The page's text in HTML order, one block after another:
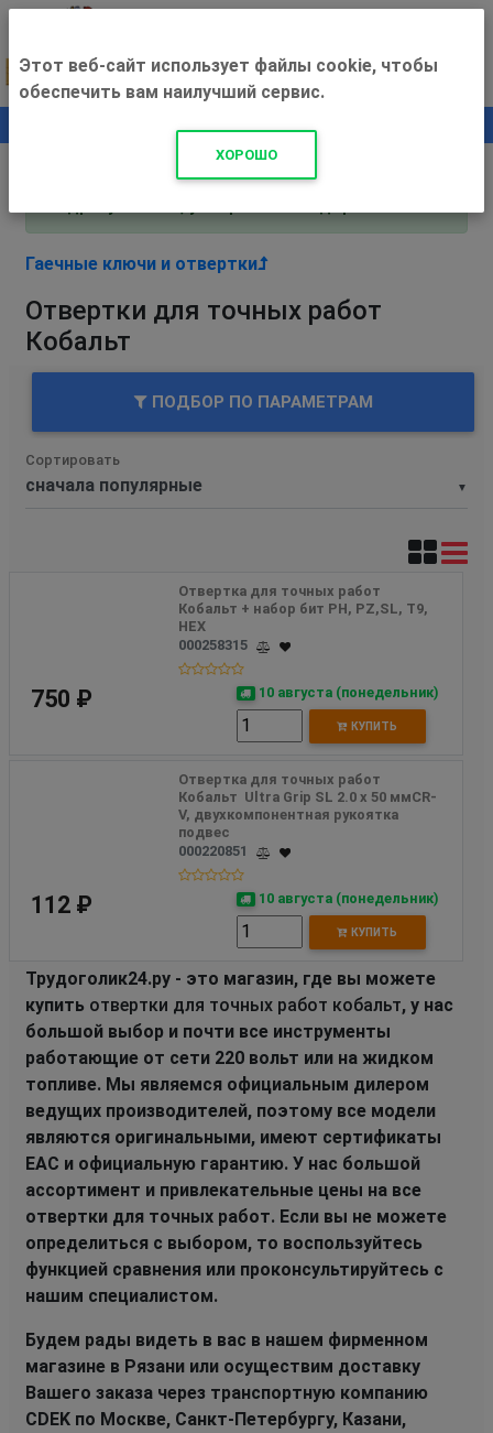
+500 ₽
Внимание! С 3 августа магазин работает по
Гаечные ключи и отвертки
Отвертки для точных работ
Кобальт
ПОДБОР ПО ПАРАМЕТРАМ
▼
Сортировать
Отвертка для точных работ
Кобальт + набор бит PH, PZ,SL, T9,
HEX
000258315
750 ₽ 10 августа (понедельник)
КУПИТЬ
Отвертка для точных работ
Кобальт  Ultra Grip SL 2.0 х 50 ммCR-
V, двухкомпонентная рукоятка
подвес
000220851
112 ₽ 10 августа (понедельник)
КУПИТЬ
Трудоголик24.ру - это магазин, где вы можете
купить отвертки для точных работ кобальт, у нас
большой выбор и почти все инструменты
работающие от сети 220 вольт или на жидком
топливе. Мы являемся официальным дилером
ведущих производителей, поэтому все модели
являются оригинальными, имеют сертификаты
EAC и официальную гарантию. У нас большой
ассортимент и привлекательные цены на все
отвертки для точных работ. Если вы не можете
определиться с выбором, то воспользуйтесь
функцией сравнения или проконсультируйтесь с
нашим специалистом.
Будем рады видеть в вас в нашем фирменном
магазине в Рязани или осуществим доставку
Вашего заказа через транспортную компанию
CDEK по Москве, Санкт-Петербургу, Казани,
Этот веб-сайт использует файлы cookie, чтобы
обеспечить вам наилучший сервис.
ХОРОШО